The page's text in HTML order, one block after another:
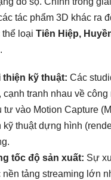
tác phẩm 3D khác ra
thể loại Tiên Hiệp,
.
thiện kỹ thuật: Các
cạnh tranh nhau về
tư vào Motion Capture
kỹ thuật dựng hình
tốc độ sản xuất: Sự
nền tảng streaming lớn